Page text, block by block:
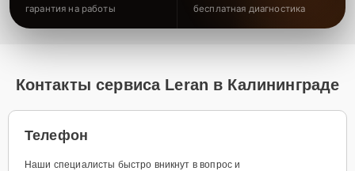
гарантия на работы бесплатная диагностика
Контакты сервиса Leran в Калининграде
Телефон
Наши специалисты быстро вникнут в вопрос и